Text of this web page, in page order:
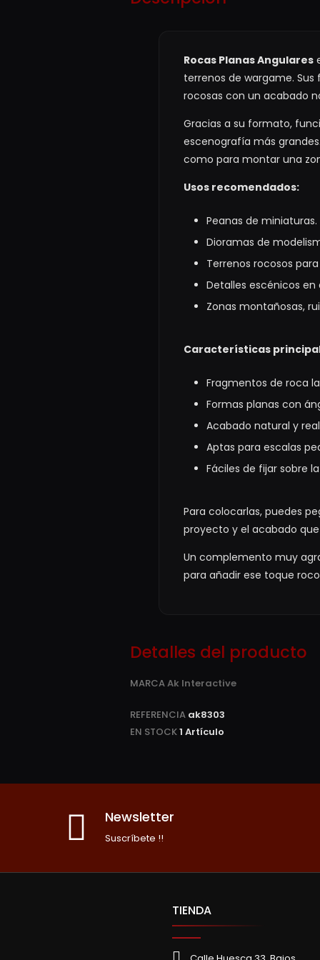
Rocas Planas Angulares
terrenos de wargame.
rocosas con un acabado
Gracias a su formato,
escenografía más
como para montar una
Usos recomendados:
Peanas de miniaturas.
Dioramas de
Terrenos rocosos
Detalles escénicos
Zonas montañosas,
Características
Fragmentos de roca
Formas planas con
Acabado natural y
Aptas para escalas
Fáciles de fijar sobre
Para colocarlas, puedes
proyecto y el acabado
Un complemento muy
para añadir ese toque
Detalles del producto
MARCAAk Interactive
REFERENCIA ak8303
EN STOCK1 Artículo
Newsletter
Suscríbete !!
TIENDA